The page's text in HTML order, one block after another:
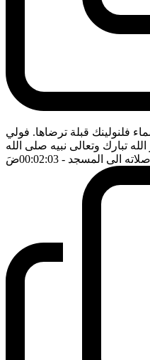
فلنولينك قبلة ترضاها. فولي
تبارك وتعالى نبيه صلى الله
الى المسجد - 00:02:03 ضَ